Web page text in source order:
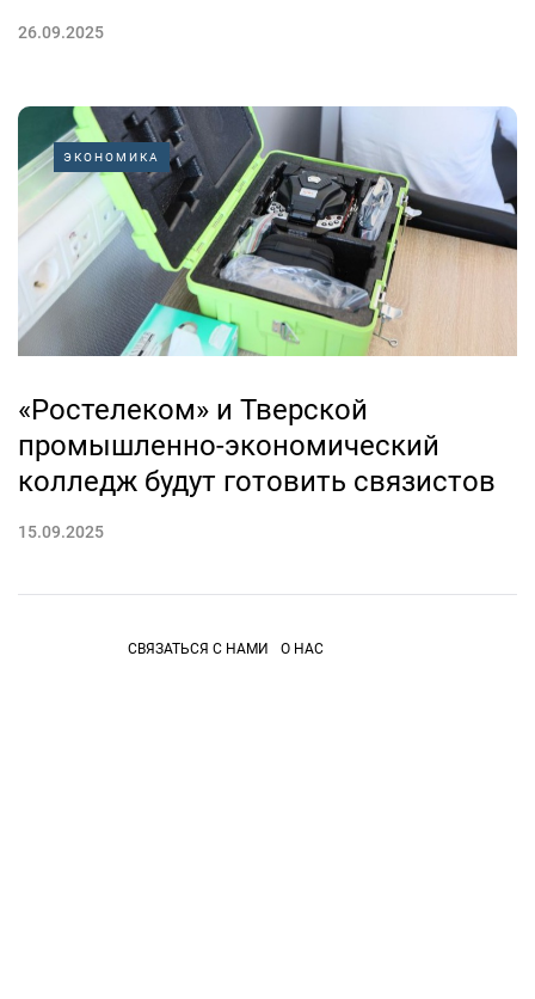
26.09.2025
ЭКОНОМИКА
«Ростелеком» и Тверской
промышленно-экономический
колледж будут готовить связистов
15.09.2025
СВЯЗАТЬСЯ С НАМИ О НАС